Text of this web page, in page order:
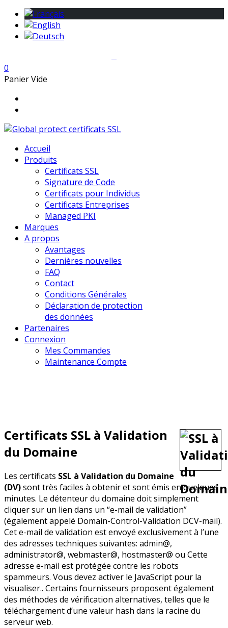
0
Panier Vide
Accueil
Produits
Certificats SSL
Signature de Code
Certificats pour Individus
Certificats Entreprises
Managed PKI
Marques
A propos
Avantages
Dernières nouvelles
FAQ
Contact
Conditions Générales
Déclaration de protection
des données
Partenaires
Connexion
Mes Commandes
Maintenance Compte
Certificats SSL à Validation
du Domaine
Les certificats SSL à Validation du Domaine
(DV)sont très faciles à obtenir et sont émis en quelques
minutes. Le détenteur du domaine doit simplement
cliquer sur un lien dans un “e-mail de validation”
(également appelé Domain-Control-Validation DCV-mail).
Cet e-mail de validation est envoyé exclusivement à l’une
des adresses techniques suivantes: admin@,
administrator@, webmaster@, hostmaster@ ou Cette
adresse e-mail est protégée contre les robots
spammeurs. Vous devez activer le JavaScript pour la
visualiser.. Certains fournisseurs proposent également
des méthodes de vérification alternatives, telles que le
téléchargement d’une valeur hash dans la racine du
serveur web.